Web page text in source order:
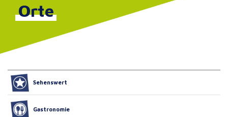
Orte
Sehenswert
Gastronomie